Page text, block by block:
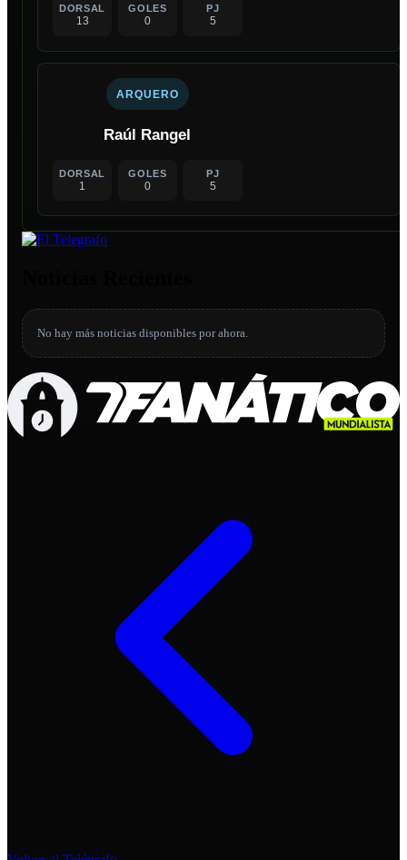
DORSAL
13
GOLES
0
PJ
5
ARQUERO
Raúl Rangel
DORSAL
1
GOLES
0
PJ
5
No hay más noticias disponibles por ahora.